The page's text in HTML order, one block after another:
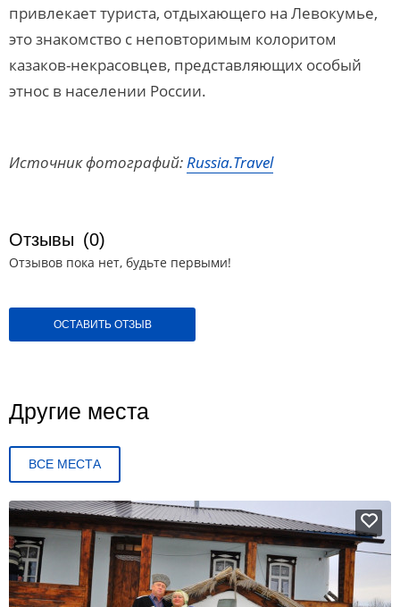
привлекает туриста, отдыхающего на Левокумье,
это знакомство с неповторимым колоритом
казаков-некрасовцев, представляющих особый
этнос в населении России.
Источник фотографий:Russia.Travel
Отзывы (0)
Отзывов пока нет, будьте первыми!
ОСТАВИТЬ ОТЗЫВ
Другие места
ВСЕ МЕСТА